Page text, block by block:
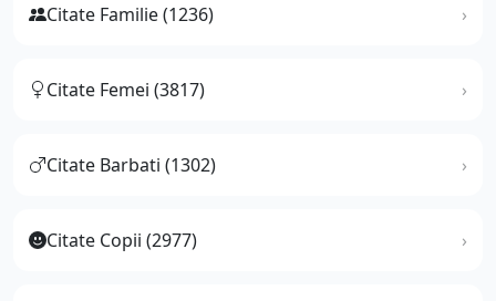
Citate Familie (1236)
Citate Femei (3817)
Citate Barbati (1302)
Citate Copii (2977)